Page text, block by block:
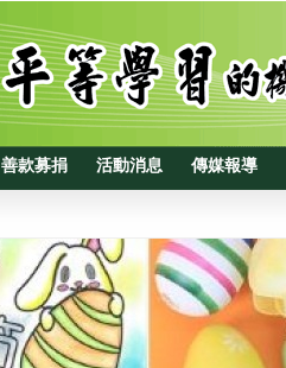
善款募捐 活動消息 傳媒報導